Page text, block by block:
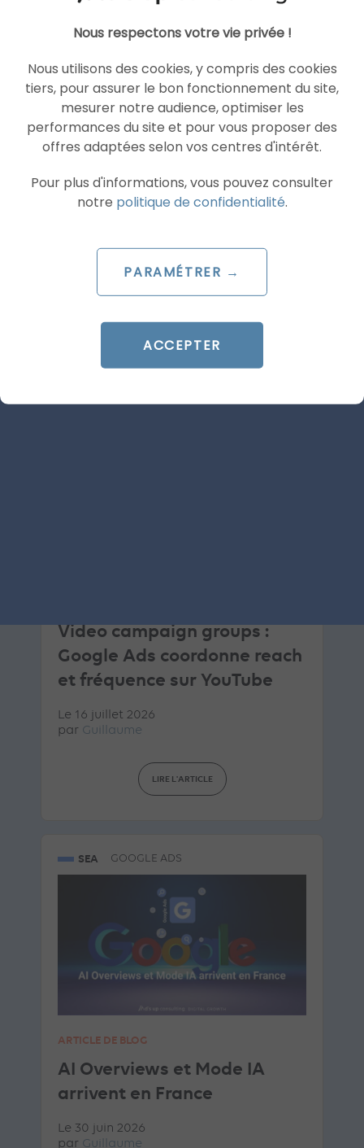
AI Overviews & AI Mode : le
français
Le 20 juillet 2026
Guillaume
LIRE L'ARTICLE
Video campaign groups :
Google Ads coordonne reach
et fréquence sur YouTube
Le 16 juillet 2026
par Guillaume
LIRE L'ARTICLE
SEA GOOGLE ADS
ARTICLE DE BLOG
AI Overviews et Mode IA
arrivent en France
Le 30 juin 2026
par Guillaume
Nous respectons votre vie privée !
Nous utilisons des cookies, y compris des cookies
tiers, pour assurer le bon fonctionnement du site,
mesurer notre audience, optimiser les
performances du site et pour vous proposer des
offres adaptées selon vos centres d'intérêt.
Pour plus d'informations, vous pouvez consulter
notre politique de confidentialité.
PARAMÉTRER →
ACCEPTER